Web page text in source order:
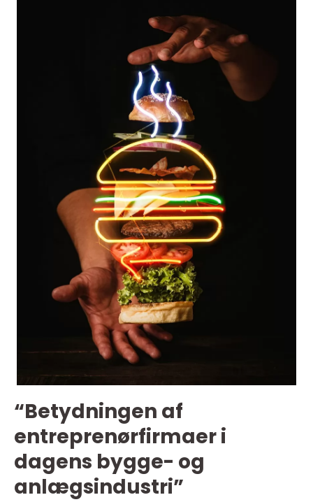
“Betydningen af
entreprenørfirmaer i
dagens bygge- og
anlægsindustri”